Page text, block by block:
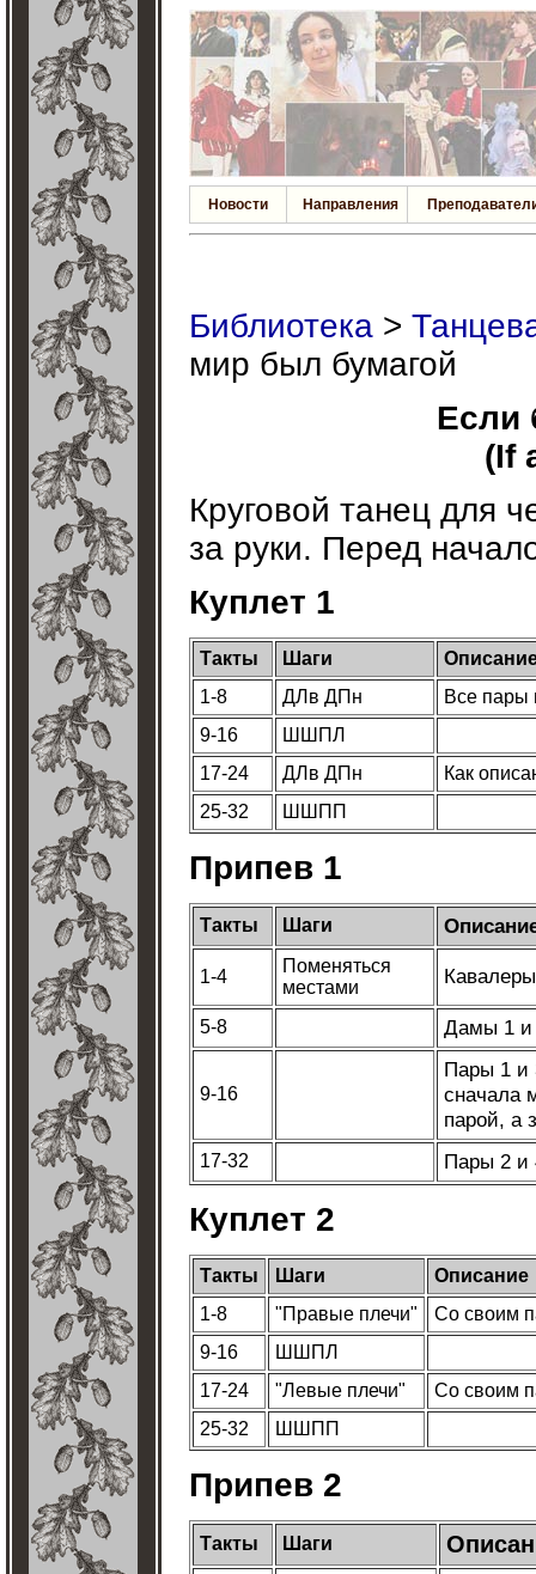
Новости Направления
Библиотека >
мир был бумагой
Если
(If
Круговой танец для
за руки. Перед
Куплет 1
Такты Шаги
1-8
ДЛв ДПн
Все пары
9-16
ШШПЛ
17-24
ДЛв ДПн
Как
25-32
ШШПП
Припев 1
Такты Шаги
1-4
Поменяться
местами
5-8 Дамы 1 и
9-16
Пары 1 и
сначала
парой, а
17-32 Пары 2 и
Куплет 2
Такты Шаги
Описание
1-8
"Правые плечи"
Со своим
9-16
ШШПЛ
17-24
"Левые плечи"
Со своим
25-32
ШШПП
Припев 2
Такты Шаги